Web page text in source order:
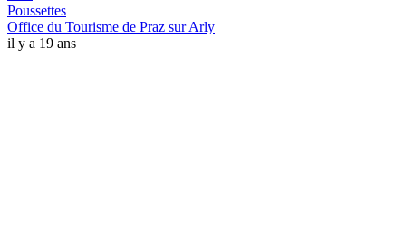
Poussettes
Office du Tourisme de Praz sur Arly
il y a 19 ans